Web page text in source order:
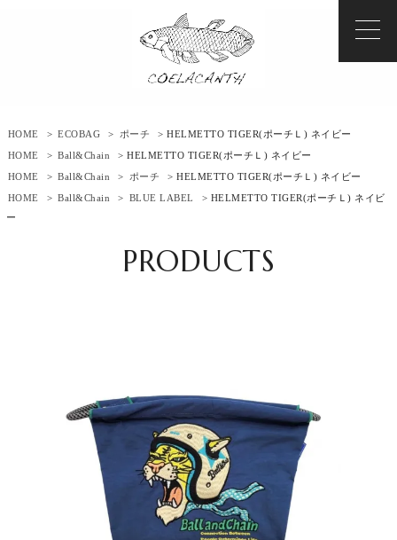
HOME > ECOBAG > ポーチ
> HELMETTO TIGER(ポーチＬ) ネイビー
HOME
> Ball&Chain
> HELMETTO TIGER(ポーチＬ) ネイビー
HOME
> Ball&Chain > ポーチ
> HELMETTO TIGER(ポーチＬ) ネイビー
HOME
> Ball&Chain > BLUE LABEL
> HELMETTO TIGER(ポーチＬ) ネイビ
ー
PRODUCTS